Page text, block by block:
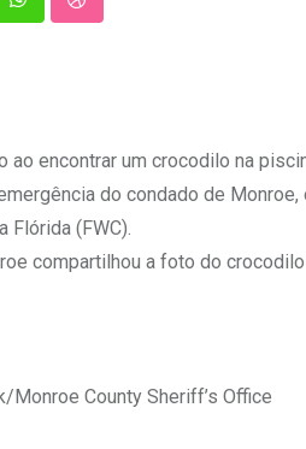
WhatsappStumbleUpon
ao encontrar um crocodilo na
do condado de
Flórida (FWC).
compartilhou a foto do
Monroe County Sheriff’s Office